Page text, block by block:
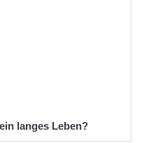
langes Leben?